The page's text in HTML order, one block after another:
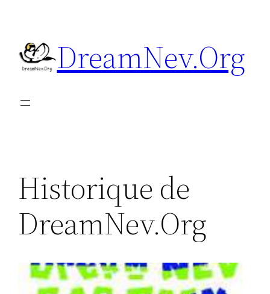
contenu
DreamNev.Org
Historique de
DreamNev.Org